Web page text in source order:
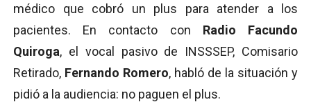
médico que cobró un plus para atender a los
pacientes. En contacto con Radio Facundo
Quiroga, el vocal pasivo de INSSSEP, Comisario
Retirado, Fernando Romero, habló de la situación y
pidió a la audiencia: no paguen el plus.